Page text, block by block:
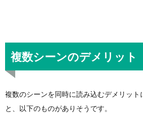
複数シーンのデメリット
複数のシーンを同時に読み込むデメリット
と、以下のものがありそうです。